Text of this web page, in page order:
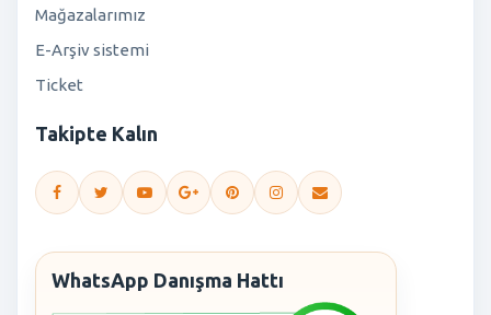
Mağazalarımız
E-Arşiv sistemi
Ticket
Takipte Kalın
WhatsApp Danışma Hattı